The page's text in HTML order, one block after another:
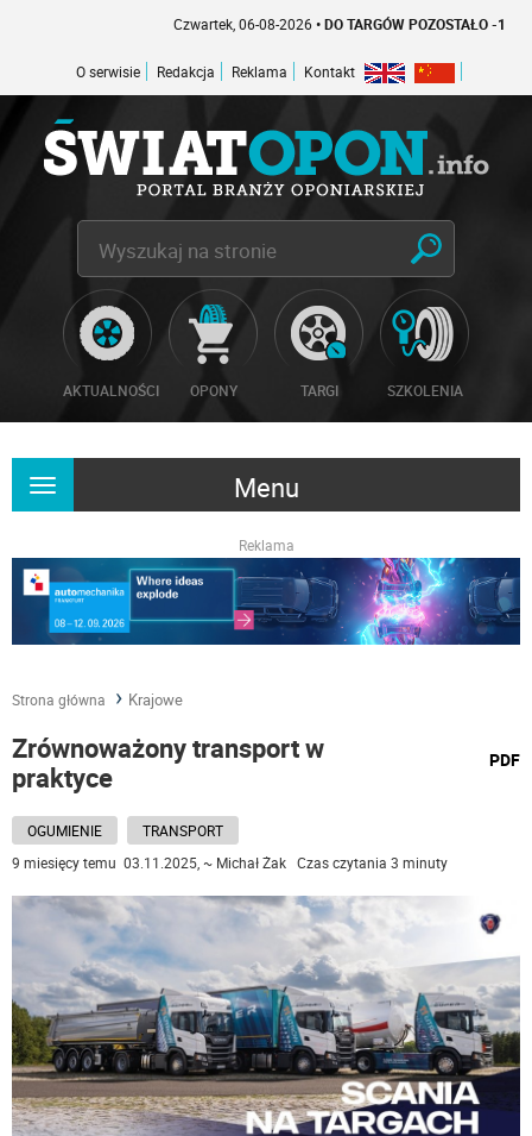
Czwartek, 06-08-2026• DO TARGÓW POZOSTAŁO -1 DNI
O serwisie Redakcja Reklama Kontakt
AKTUALNOŚCI OPONY TARGI SZKOLENIA
Menu
Rozwiń
Reklama
Strona główna Krajowe
Zrównoważony transport w
praktyce
PDF
OGUMIENIE
TRANSPORT
9 miesięcy temu 03.11.2025, ~ Michał Żak Czas czytania 3 minuty